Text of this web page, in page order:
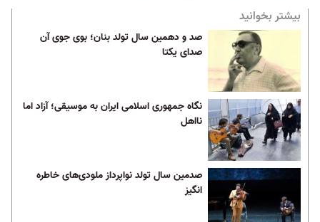
بیشتر بخوانید
صد و دهمین سال تولد بنان؛ بوی جوی آن
صدای یکتا
نگاه جمهوری اسلامی ایران به موسیقی؛ آزاد اما
نااهل
صدمین سال تولد نواپرداز ملودی‌های خاطره
انگیز